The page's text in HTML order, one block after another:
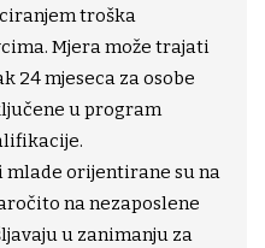
troška
Mjera može trajati
24 mjeseca za osobe
u program
mlade orijentirane su na
na nezaposlene
u zanimanju za